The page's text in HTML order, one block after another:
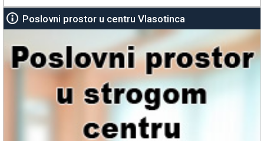
Poslovni prostor u centru Vlasotinca